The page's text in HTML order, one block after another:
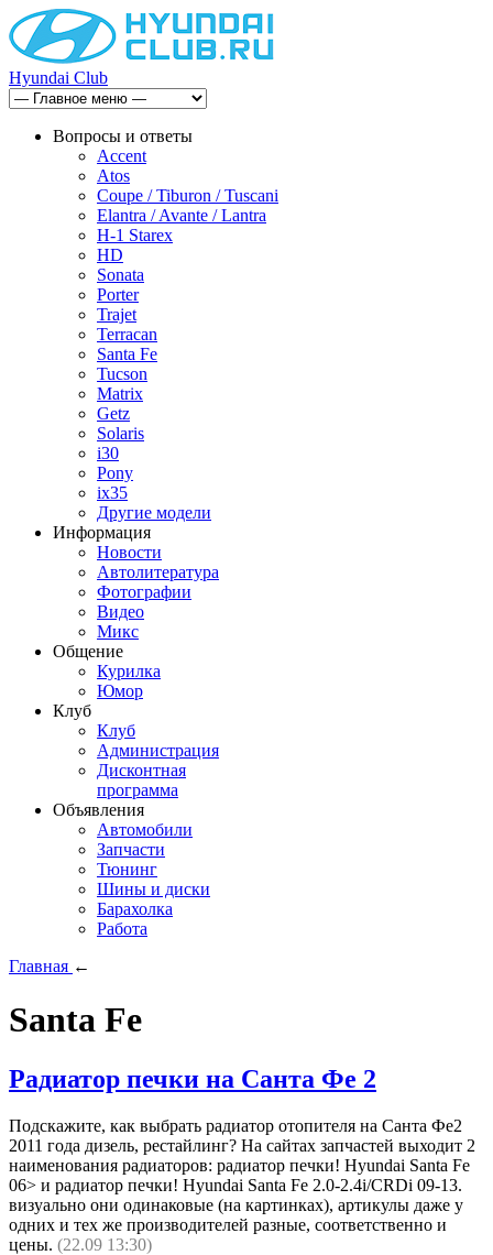
Hyundai Club
Вопросы и ответы
Accent
Atos
Coupe / Tiburon / Tuscani
Elantra / Avante / Lantra
H-1 Starex
HD
Sonata
Porter
Trajet
Terracan
Santa Fe
Tucson
Matrix
Getz
Solaris
i30
Pony
ix35
Другие модели
Информация
Новости
Автолитература
Фотографии
Видео
Микс
Общение
Курилка
Юмор
Клуб
Клуб
Администрация
Дисконтная
программа
Объявления
Автомобили
Запчасти
Тюнинг
Шины и диски
Барахолка
Работа
Главная ←
Santa Fe
Радиатор печки на Санта Фе 2
Подскажите, как выбрать радиатор отопителя на Санта Фе2
2011 года дизель, рестайлинг? На сайтах запчастей выходит 2
наименования радиаторов: радиатор печки! Hyundai Santa Fe
06> и радиатор печки! Hyundai Santa Fe 2.0-2.4i/CRDi 09-13.
визуально они одинаковые (на картинках), артикулы даже у
одних и тех же производителей разные, соответственно и
цены. (22.09 13:30)